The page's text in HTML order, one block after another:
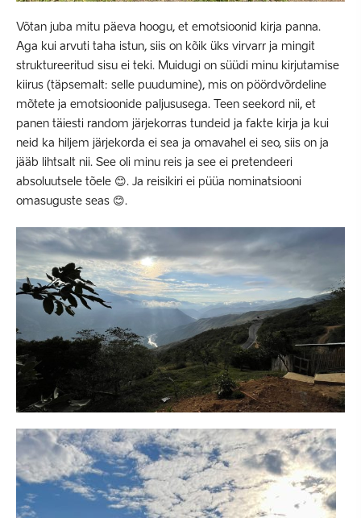
Võtan juba mitu päeva hoogu, et emotsioonid kirja panna.
Aga kui arvuti taha istun, siis on kõik üks virvarr ja mingit
struktureeritud sisu ei teki. Muidugi on süüdi minu kirjutamise
kiirus (täpsemalt: selle puudumine), mis on pöördvõrdeline
mõtete ja emotsioonide paljususega. Teen seekord nii, et
panen täiesti random järjekorras tundeid ja fakte kirja ja kui
neid ka hiljem järjekorda ei sea ja omavahel ei seo, siis on ja
jääb lihtsalt nii. See oli minu reis ja see ei pretendeeri
absoluutsele tõele 😊. Ja reisikiri ei püüa nominatsiooni
omasuguste seas 😊.